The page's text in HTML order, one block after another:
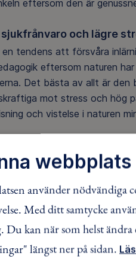
eftersom den är
och lägre
en tendens att försvåra
eftersom naturen
Det bästa av allt är
mot stress och hög
och vistelse i naturen
med
effekt på
ut skillnader mellan hög-
stressnivåer och minskar
använder nödvändiga
Med ditt samtycke
Du kan när som helst
längst ner på sidan.